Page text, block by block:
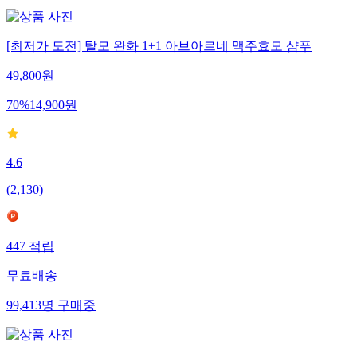
[최저가 도전] 탈모 완화 1+1 아브아르네 맥주효모 샴푸
49,800원
70%14,900원
4.6
(2,130)
447적립
무료배송
99,413명구매중